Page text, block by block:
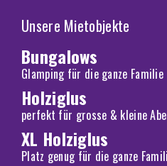
Unsere Mietobjekte
Bungalows
Glamping für die ganze Familie
Holziglus
perfekt für grosse & kleine
XL Holziglus
Platz genug für die ganze